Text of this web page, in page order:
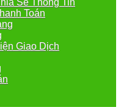
Toán
Giao Dịch